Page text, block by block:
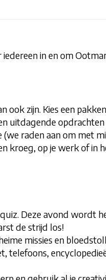
in en om
ook zijn. Kies een
uitdagende
raden aan om met
kroeg, op je werk of in
Deze avond wordt
de strijd los!
missies en
telefoons,